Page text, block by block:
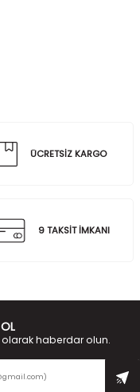
ÜCRETSİZ KARGO
9 TAKSİT İMKANI
haberdar olun.